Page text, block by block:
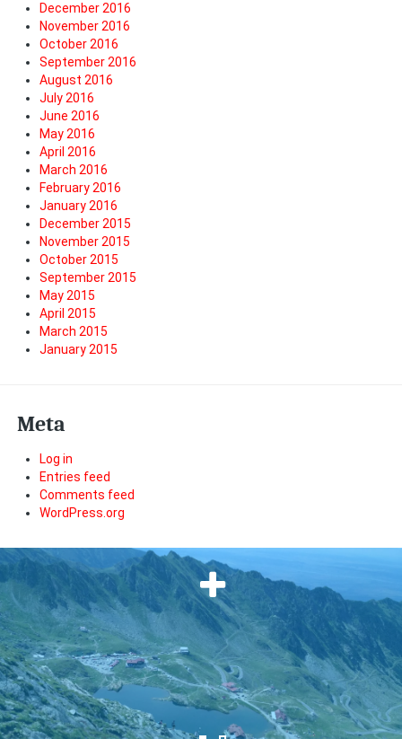
December 2016
November 2016
October 2016
September 2016
August 2016
July 2016
June 2016
May 2016
April 2016
March 2016
February 2016
January 2016
December 2015
November 2015
October 2015
September 2015
May 2015
April 2015
March 2015
January 2015
Meta
Log in
Entries feed
Comments feed
WordPress.org